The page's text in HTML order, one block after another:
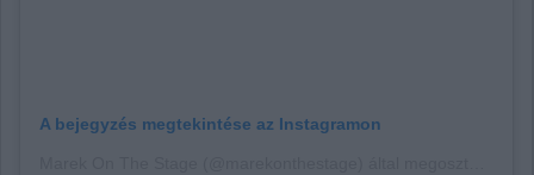
A bejegyzés megtekintése az Instagramon